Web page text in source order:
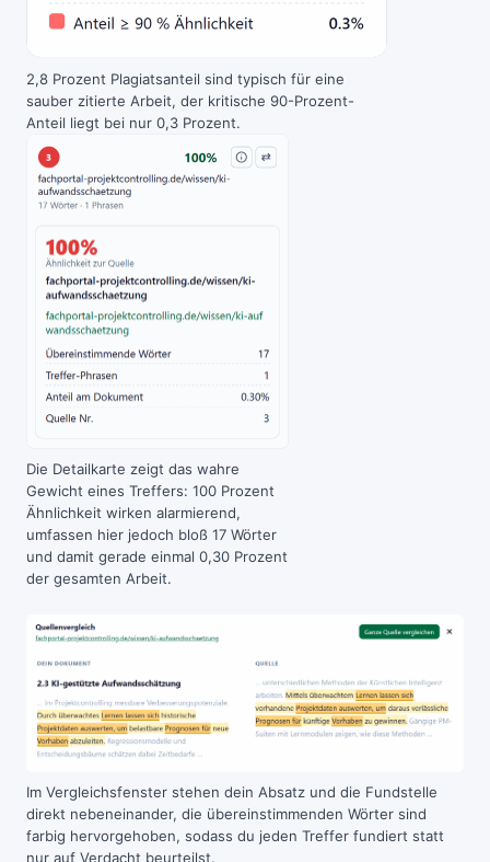
2,8 Prozent Plagiatsanteil sind typisch für eine
sauber zitierte Arbeit, der kritische 90-Prozent-
Anteil liegt bei nur 0,3 Prozent.
Die Detailkarte zeigt das wahre
Gewicht eines Treffers: 100 Prozent
Ähnlichkeit wirken alarmierend,
umfassen hier jedoch bloß 17 Wörter
und damit gerade einmal 0,30 Prozent
der gesamten Arbeit.
Im Vergleichsfenster stehen dein Absatz und die Fundstelle
direkt nebeneinander, die übereinstimmenden Wörter sind
farbig hervorgehoben, sodass du jeden Treffer fundiert statt
nur auf Verdacht beurteilst.